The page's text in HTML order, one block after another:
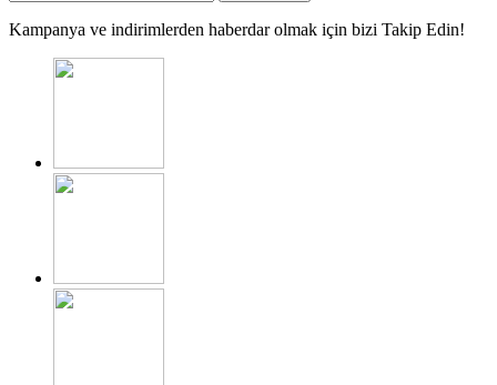
Kampanya ve indirimlerden haberdar olmak için bizi Takip Edin!